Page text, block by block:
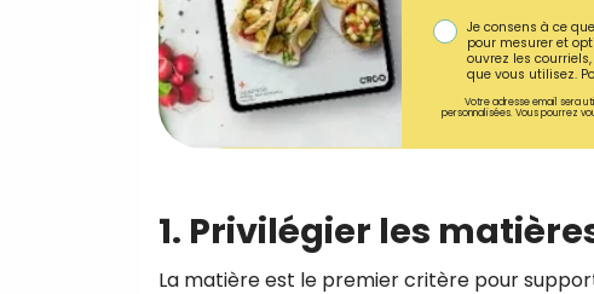
Je consens à ce
pour mesurer et
ouvrez les
que vous utilisez.
Votre adresse email sera
personnalisées. Vous pourrez
1. Privilégier les
La matière est le premier critère pour